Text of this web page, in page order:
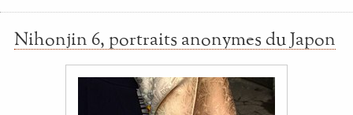
Nihonjin 6, portraits anonymes du Japon